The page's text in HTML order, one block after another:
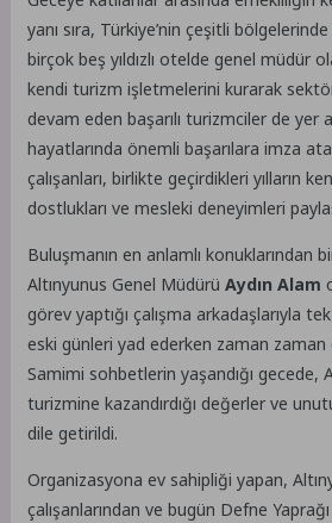
yanı sıra, Türkiye’nin çeşitli
birçok beş yıldızlı otelde genel müdür
kendi turizm işletmelerini kurarak
devam eden başarılı turizmciler de yer
hayatlarında önemli başarılara imza
çalışanları, birlikte geçirdikleri yılların
dostlukları ve mesleki deneyimleri
Buluşmanın en anlamlı konuklarından
Altınyunus Genel MüdürüAydın Alam
görev yaptığı çalışma arkadaşlarıyla
eski günleri yad ederken zaman zaman
Samimi sohbetlerin yaşandığı gecede,
turizmine kazandırdığı değerler ve
dile getirildi.
Organizasyona ev sahipliği yapan,
çalışanlarından ve bugün Defne Yaprağı